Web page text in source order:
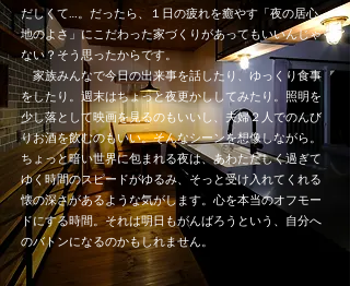
だしくて…。だったら、１日の疲れを癒やす「夜の居心
地のよさ」にこだわった家づくりがあってもいいんじゃ
ない？そう思ったからです。
家族みんなで今日の出来事を話したり、ゆっくり食事
をしたり。週末はちょっと夜更かししてみたり。照明を
少し落として映画を見るのもいいし、夫婦２人でのんび
りお酒を飲むのもいい。そんなシーンを想像しながら。
ちょっと暗い世界に包まれる夜は、あわただしく過ぎて
ゆく時間のスピードがゆるみ、そっと受け入れてくれる
懐の深さがあるような気がします。心を本当のオフモー
ドにする時間。それは明日もがんばろうという、自分へ
のバトンになるのかもしれません。